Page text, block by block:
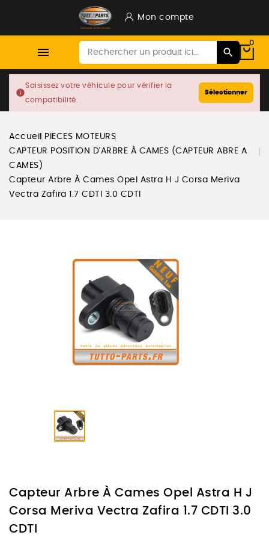
Mon compte

0
info
Saisissez votre véhicule pour vérifier la
compatibilité.
Sélectionner
Accueil
PIECES MOTEURS
CAPTEUR POSITION D'ARBRE À CAMES (CAPTEUR ABRE A
CAMES)
Capteur Arbre À Cames Opel Astra H J Corsa Meriva
Vectra Zafira 1.7 CDTI 3.0 CDTI
Capteur Arbre À Cames Opel Astra H J
Corsa Meriva Vectra Zafira 1.7 CDTI 3.0
CDTI